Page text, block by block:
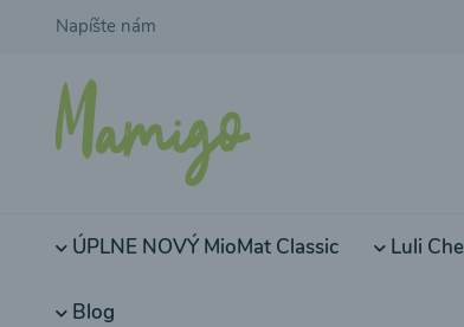
Napíšte nám
ÚPLNE NOVÝ MioMat Classic Luli
Blog